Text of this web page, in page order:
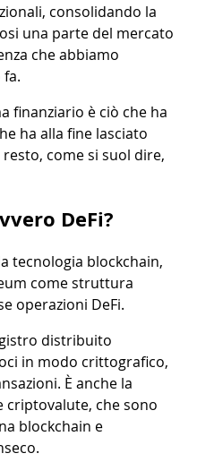
consolidando la
una parte del mercato
che abbiamo
finanziario è ciò che ha
ha alla fine lasciato
resto, come si suol dire,
DeFi?
tecnologia blockchain,
come struttura
operazioni DeFi.
distribuito
in modo crittografico,
È anche la
che sono
blockchain e